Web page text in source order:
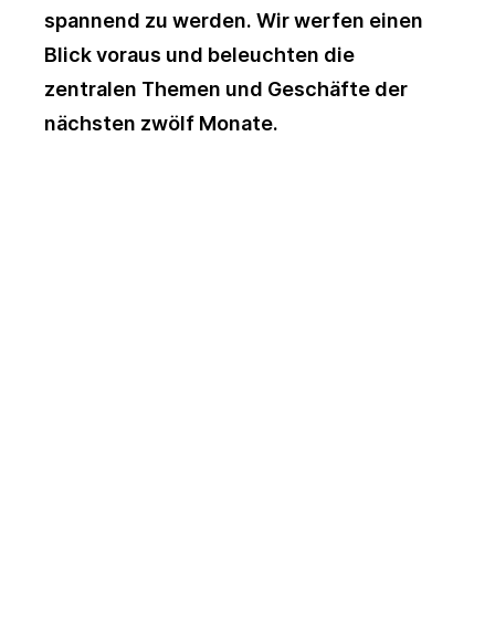
spannend zu werden. Wir werfen einen
Blick voraus und beleuchten die
zentralen Themen und Geschäfte der
nächsten zwölf Monate.